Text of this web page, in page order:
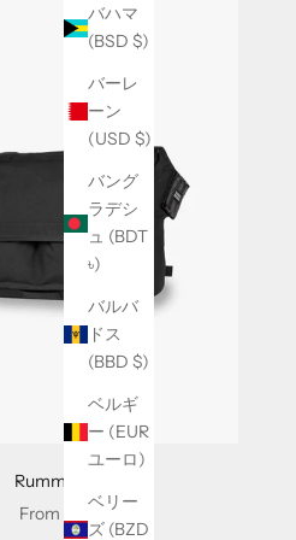
バハマ
(BSD $)
バーレ
ーン
(USD $)
バング
ラデシ
ュ (BDT
৳)
バルバ
ドス
(BBD $)
ベルギ
ー (EUR
ユーロ)
ベリー
ズ (BZD
Rummy : AP
Sale price
From